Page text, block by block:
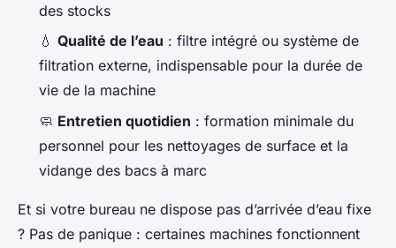
des stocks
💧 Qualité de l’eau : filtre intégré ou système de
filtration externe, indispensable pour la durée de
vie de la machine
🧼 Entretien quotidien : formation minimale du
personnel pour les nettoyages de surface et la
vidange des bacs à marc
Et si votre bureau ne dispose pas d’arrivée d’eau fixe
? Pas de panique : certaines machines fonctionnent